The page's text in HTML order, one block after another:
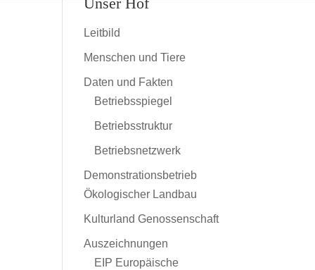
Leitbild
Menschen und Tiere
Daten und Fakten
Betriebsspiegel
Betriebsstruktur
Betriebsnetzwerk
Demonstrationsbetrieb
Ökologischer Landbau
Kulturland Genossenschaft
Auszeichnungen
EIP Europäische